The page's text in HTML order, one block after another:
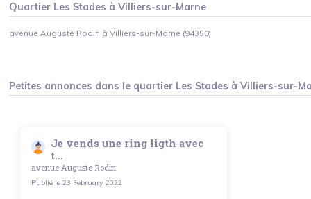
Quartier Les Stades àVilliers-sur-Marne
avenue Auguste Rodin à Villiers-sur-Marne (94350)
Petites annonces dans le quartier Les Stades à Villiers-sur-
Je vends une ring ligth avec
t...
avenue Auguste Rodin
Publié le 23 February 2022